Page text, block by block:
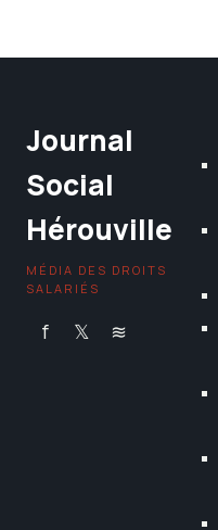
Journal
Social
Hérouville
MÉDIA DES DROITS
SALARIÉS
f 𝕏 ≋